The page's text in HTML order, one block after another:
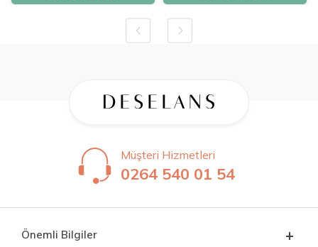
Müşteri Hizmetleri
0264 540 01 54
Önemli Bilgiler